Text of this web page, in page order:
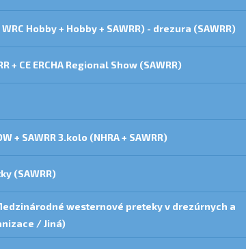
Hobby + Hobby + SAWRR) - drezura (SAWRR)
+ CE ERCHA Regional Show (SAWRR)
+ SAWRR 3.kolo (NHRA + SAWRR)
(SAWRR)
westernové preteky v drezúrnych a
/ Jiná)